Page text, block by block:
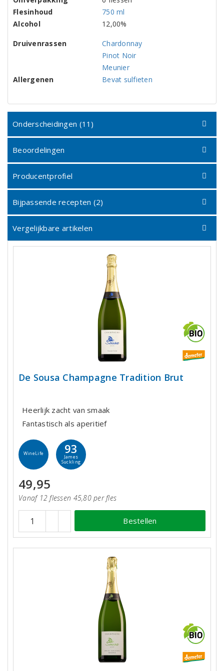
Flesinhoud
750 ml
Alcohol
12,00%
Druivenrassen
Chardonnay
Pinot Noir
Meunier
Allergenen
Bevat sulfieten
Onderscheidingen (11)
Beoordelingen
Producentprofiel
Bijpassende recepten (2)
Vergelijkbare artikelen
De Sousa Champagne Tradition Brut
Heerlijk zacht van smaak
Fantastisch als aperitief
WineLife 93
James
Suckling
49,95
Vanaf 12 flessen 45,80 per fles
Bestellen